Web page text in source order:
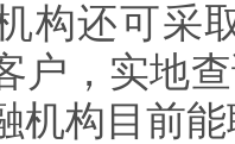
构还可采
户，实地
机构目前